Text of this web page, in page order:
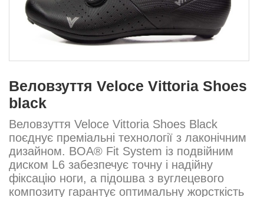
Веловзуття Veloce Vittoria Shoes
black
Веловзуття Veloce Vittoria Shoes Black
поєднує преміальні технології з лаконічним
дизайном. BOA® Fit System із подвійним
диском L6 забезпечує точну і надійну
фіксацію ноги, а підошва з вуглецевого
композиту гарантує оптимальну жорсткість